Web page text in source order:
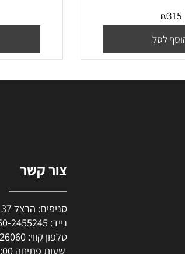
צור קשר